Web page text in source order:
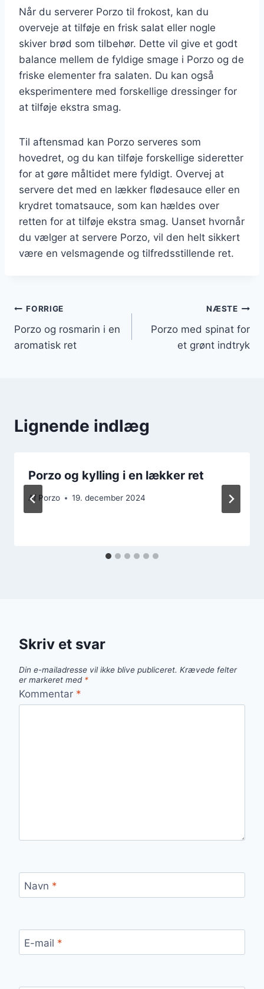
Når du serverer Porzo til frokost, kan du
overveje at tilføje en frisk salat eller nogle
skiver brød som tilbehør. Dette vil give et godt
balance mellem de fyldige smage i Porzo og de
friske elementer fra salaten. Du kan også
eksperimentere med forskellige dressinger for
at tilføje ekstra smag.
Til aftensmad kan Porzo serveres som
hovedret, og du kan tilføje forskellige sideretter
for at gøre måltidet mere fyldigt. Overvej at
servere det med en lækker flødesauce eller en
krydret tomatsauce, som kan hældes over
retten for at tilføje ekstra smag. Uanset hvornår
du vælger at servere Porzo, vil den helt sikkert
være en velsmagende og tilfredsstillende ret.
Indlægsnavigation
FORRIGE
Porzo og rosmarin i en
aromatisk ret
NÆSTE
Porzo med spinat for
et grønt indtryk
Lignende indlæg
Porzo og kylling i en lækker ret
Af Porzo 19. december 2024
Skriv et svar
Din e-mailadresse vil ikke blive publiceret. Krævede felter
er markeret med *
Kommentar *
Navn *
E-mail *